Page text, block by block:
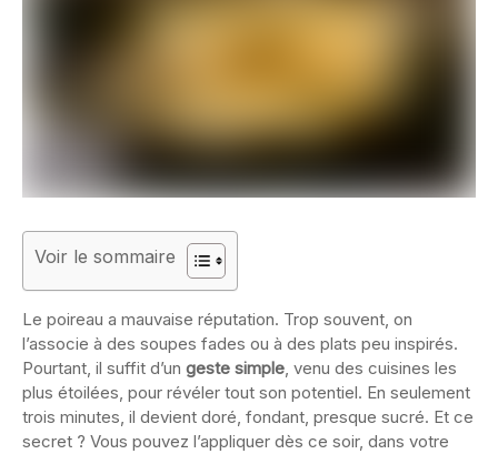
Voir le sommaire
Le poireau a mauvaise réputation. Trop souvent, on
l’associe à des soupes fades ou à des plats peu inspirés.
Pourtant, il suffit d’un geste simple, venu des cuisines les
plus étoilées, pour révéler tout son potentiel. En seulement
trois minutes, il devient doré, fondant, presque sucré. Et ce
secret ? Vous pouvez l’appliquer dès ce soir, dans votre